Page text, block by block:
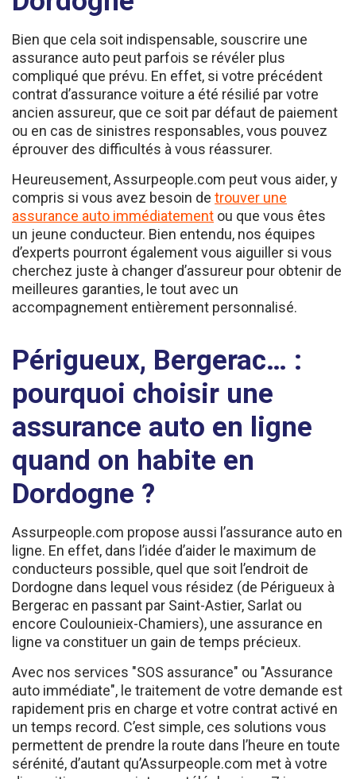
Bien que cela soit indispensable, souscrire une
assurance auto peut parfois se révéler plus
compliqué que prévu. En effet, si votre précédent
contrat d’assurance voiture a été résilié par votre
ancien assureur, que ce soit par défaut de paiement
ou en cas de sinistres responsables, vous pouvez
éprouver des difficultés à vous réassurer.
Heureusement, Assurpeople.com peut vous aider, y
compris si vous avez besoin detrouver une
assurance auto immédiatement ou que vous êtes
un jeune conducteur. Bien entendu, nos équipes
d’experts pourront également vous aiguiller si vous
cherchez juste à changer d’assureur pour obtenir de
meilleures garanties, le tout avec un
accompagnement entièrement personnalisé.
Périgueux, Bergerac… :
pourquoi choisir une
assurance auto en ligne
quand on habite en
Dordogne ?
Assurpeople.com propose aussi l’assurance auto en
ligne. En effet, dans l’idée d’aider le maximum de
conducteurs possible, quel que soit l’endroit de
Dordogne dans lequel vous résidez (de Périgueux à
Bergerac en passant par Saint-Astier, Sarlat ou
encore Coulounieix-Chamiers), une assurance en
ligne va constituer un gain de temps précieux.
Avec nos services "SOS assurance" ou "Assurance
auto immédiate", le traitement de votre demande est
rapidement pris en charge et votre contrat activé en
un temps record. C’est simple, ces solutions vous
permettent de prendre la route dans l’heure en toute
sérénité, d’autant qu’Assurpeople.com met à votre
disposition une assistance téléphonique 7 jours sur